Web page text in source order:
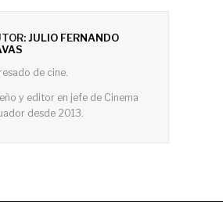
JULIO FERNANDO
de cine.
y editor en jefe de Cinema
desde 2013.